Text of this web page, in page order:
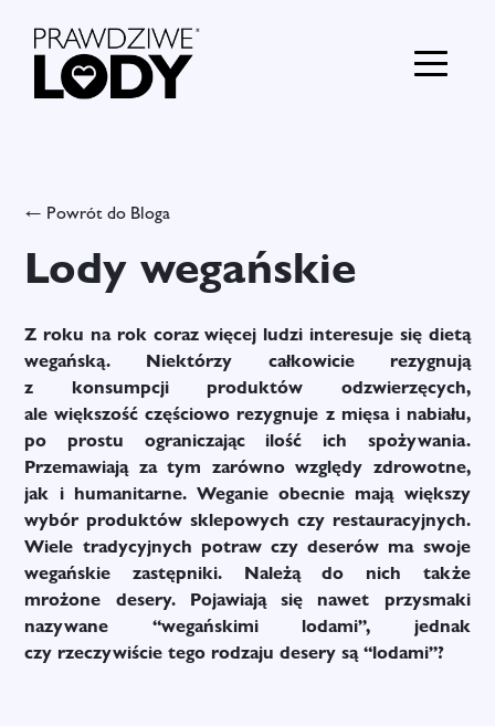
← Powrót do Bloga
Lody wegańskie
Z roku na rok coraz więcej ludzi interesuje się dietą
wegańską. Niektórzy całkowicie rezygnują
z konsumpcji produktów odzwierzęcych,
ale większość częściowo rezygnuje z mięsa i nabiału,
po prostu ograniczając ilość ich spożywania.
Przemawiają za tym zarówno względy zdrowotne,
jak i humanitarne. Weganie obecnie mają większy
wybór produktów sklepowych czy restauracyjnych.
Wiele tradycyjnych potraw czy deserów ma swoje
wegańskie zastępniki. Należą do nich także
mrożone desery. Pojawiają się nawet przysmaki
nazywane “wegańskimi lodami”, jednak
czy rzeczywiście tego rodzaju desery są “lodami”?